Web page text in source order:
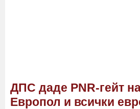
ДПС даде PNR-гейт
Европол и всички